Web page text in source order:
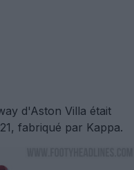
d'Aston Villa était
fabriqué par Kappa.